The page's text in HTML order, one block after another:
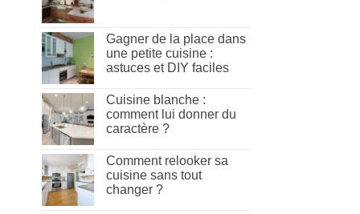
Gagner de la place dans
une petite cuisine :
astuces et DIY faciles
Cuisine blanche :
comment lui donner du
caractère ?
Comment relooker sa
cuisine sans tout
changer ?